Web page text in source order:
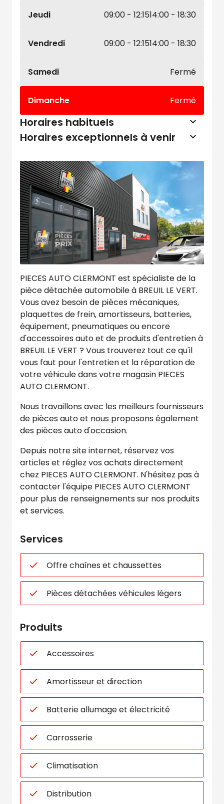
Jeudi 09:00 - 12:1514:00 - 18:30
Vendredi 09:00 - 12:1514:00 - 18:30
Samedi Fermé
Dimanche Fermé
Horaires habituels
Horaires exceptionnels à venir
PIECES AUTO CLERMONT est spécialiste de la
pièce détachée automobile à BREUIL LE VERT.
Vous avez besoin de pièces mécaniques,
plaquettes de frein, amortisseurs, batteries,
équipement, pneumatiques ou encore
d'accessoires auto et de produits d'entretien à
BREUIL LE VERT ? Vous trouverez tout ce qu'il
vous faut pour l'entretien et la réparation de
votre véhicule dans votre magasin PIECES
AUTO CLERMONT.
Nous travaillons avec les meilleurs fournisseurs
de pièces auto et nous proposons également
des pièces auto d'occasion.
Depuis notre site internet, réservez vos
articles et réglez vos achats directement
chez PIECES AUTO CLERMONT. N'hésitez pas à
contacter l'équipe PIECES AUTO CLERMONT
pour plus de renseignements sur nos produits
et services.
Services
Offre chaînes et chaussettes
Pièces détachées véhicules légers
Produits
Accessoires
Amortisseur et direction
Batterie allumage et électricité
Carrosserie
Climatisation
Distribution